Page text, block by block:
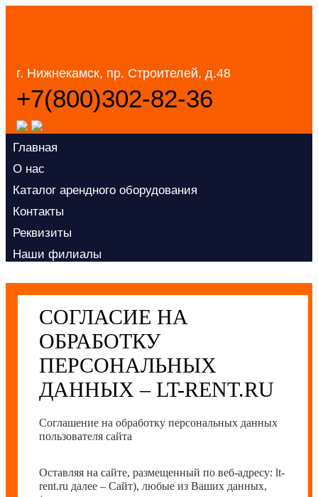
г. Нижнекамск, пр. Строителей, д.48
+7(800)302-82-36
Главная
О нас
Каталог арендного оборудования
Контакты
Реквизиты
Наши филиалы
СОГЛАСИЕ НА
ОБРАБОТКУ
ПЕРСОНАЛЬНЫХ
ДАННЫХ – LT-RENT.RU
Соглашение на обработку персональных данных
пользователя сайта
Оставляя на сайте, размещенный по веб-адресу: lt-
rent.ru далее – Сайт), любые из Ваших данных,